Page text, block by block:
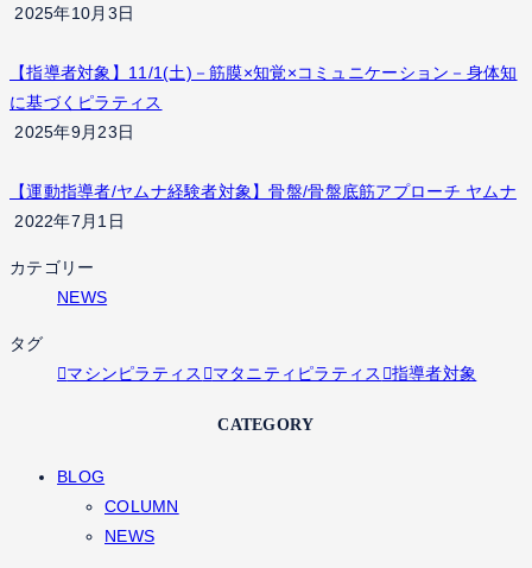
2025年10月3日
【指導者対象】11/1(土)－筋膜×知覚×コミュニケーション－身体知
に基づくピラティス
2025年9月23日
【運動指導者/ヤムナ経験者対象】骨盤/骨盤底筋アプローチ ヤムナ
2022年7月1日
カテゴリー
NEWS
タグ
マシンピラティス
マタニティピラティス 指導者対象
CATEGORY
BLOG
COLUMN
NEWS